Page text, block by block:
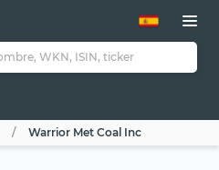
Warrior Met Coal Inc